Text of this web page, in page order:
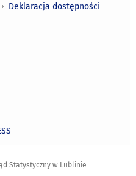
Deklaracja dostępności
Statystyczny w Lublinie